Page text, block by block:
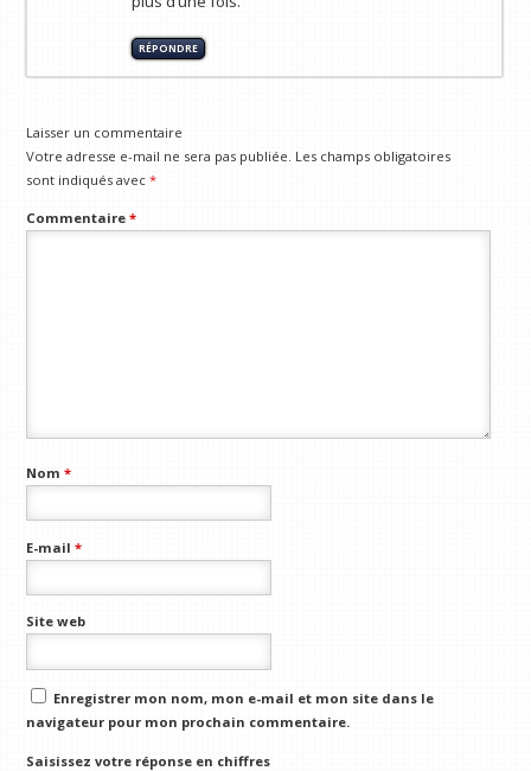
RÉPONDRE
Laisser un commentaire
Votre adresse e-mail ne sera pas publiée. Les champs obligatoires
sont indiqués avec*
Commentaire*
Nom*
E-mail*
Site web
Enregistrer mon nom, mon e-mail et mon site dans le
navigateur pour mon prochain commentaire.
Saisissez votre réponse en chiffres